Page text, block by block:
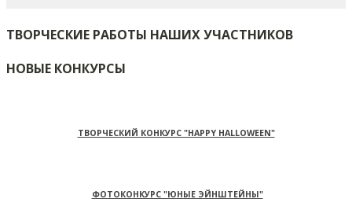
ТВОРЧЕСКИЕ РАБОТЫ НАШИХ УЧАСТНИКОВ
НОВЫЕ КОНКУРСЫ
ТВОРЧЕСКИЙ КОНКУРС "HAPPY HALLOWEEN"
ФОТОКОНКУРС "ЮНЫЕ ЭЙНШТЕЙНЫ"